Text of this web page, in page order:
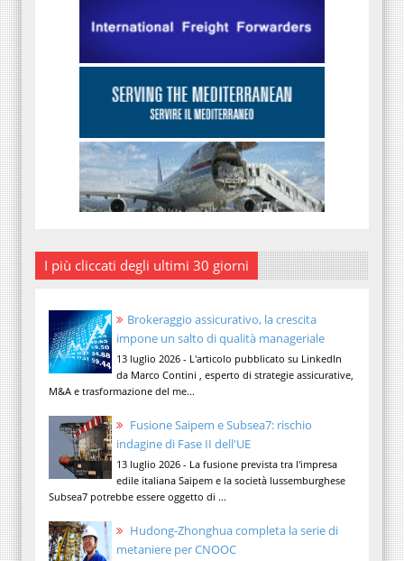
I più cliccati degli ultimi 30 giorni
Brokeraggio assicurativo, la crescita
impone un salto di qualità manageriale
13 luglio 2026 - L'articolo pubblicato su LinkedIn
da Marco Contini , esperto di strategie assicurative,
M&A e trasformazione del me...
Fusione Saipem e Subsea7: rischio
indagine di Fase II dell'UE
13 luglio 2026 - La fusione prevista tra l'impresa
edile italiana Saipem e la società lussemburghese
Subsea7 potrebbe essere oggetto di ...
Hudong-Zhonghua completa la serie di
metaniere per CNOOC